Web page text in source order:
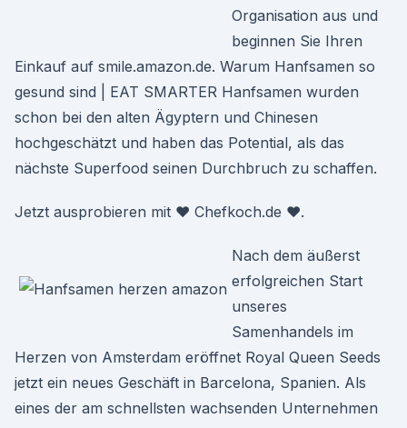
Organisation aus und
beginnen Sie Ihren
Einkauf auf smile.amazon.de. Warum Hanfsamen so
gesund sind | EAT SMARTER Hanfsamen wurden
schon bei den alten Ägyptern und Chinesen
hochgeschätzt und haben das Potential, als das
nächste Superfood seinen Durchbruch zu schaffen.
Jetzt ausprobieren mit ♥ Chefkoch.de ♥.
Nach dem äußerst
erfolgreichen Start
unseres
Samenhandels im
Herzen von Amsterdam eröffnet Royal Queen Seeds
jetzt ein neues Geschäft in Barcelona, Spanien. Als
eines der am schnellsten wachsenden Unternehmen